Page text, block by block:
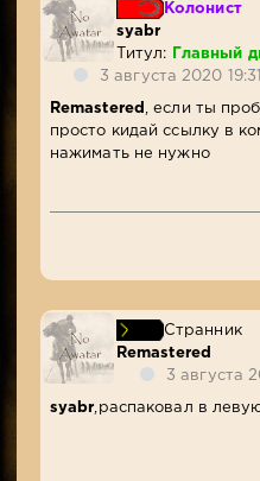
Колонист
syabr
Титул:
Главный
3 августа 2020 19:31
Remastered
, если ты
просто кидай ссылку в
нажимать не нужно
Странник
Remastered
3 августа
syabr ,распаковал в